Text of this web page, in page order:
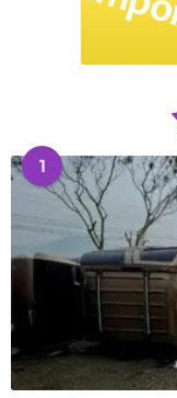
1